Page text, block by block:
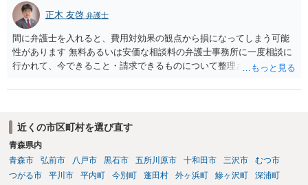
正木 友啓 弁護士
間に弁護士を入れると、費用対効果の観点から損になってしまう可能
性があります 無料あるいは安価な相談料の弁護士事務所に一度相談に
行かれて、今できること・請求できるものについて整理されるのがよ
近くの市区町村を選び直す
青森県内
青森市
弘前市 八戸市 黒石市 五所川原市 十和田市 三沢市
むつ市
つがる市
平川市 平内町 今別町 蓬田村 外ヶ浜町 鰺ヶ沢町
深浦町